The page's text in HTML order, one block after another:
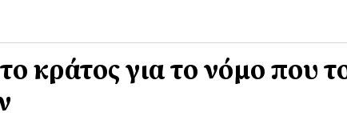
κράτος για το νόμο που